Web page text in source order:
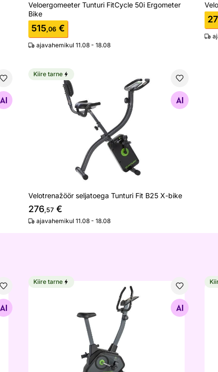
Veloergomeeter Tunturi FitCycle 50i Ergometer
Bike
515,06 €
ajavahemikul 11.08 - 18.08
Velotrenažöör seljatoega Tunturi Fit B25 X-bike
Otsi sarnaseid
Kiire tarne
Velotrenažöör seljatoega Tunturi Fit B25 X-bike
276,57 €
ajavahemikul 11.08 - 18.08
Velotrenažöör Tunturi Cardio Fit B35
Otsi sarnaseid
Kiire tarne